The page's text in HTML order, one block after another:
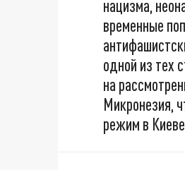
нацизма,
временные
одной из тех
на
Микронезия,
режим в